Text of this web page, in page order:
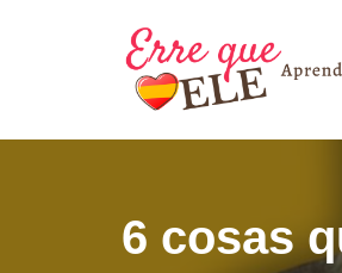
contenido
6 cosas